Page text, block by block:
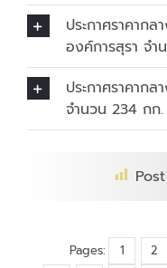
ประกาศราคาก
องค์การสุรา จ
ประกาศราคาก
จำนวน 234 กก.
Pages: 1 2